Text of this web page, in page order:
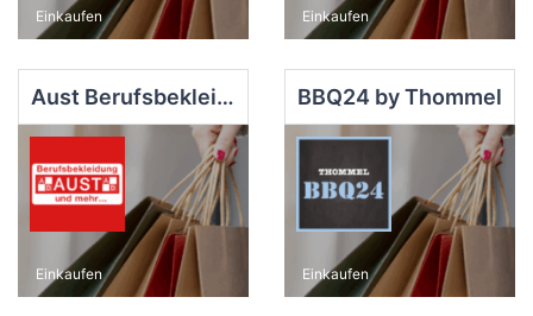
Einkaufen Einkaufen
Aust Berufsbekleidung
Einkaufen
BBQ24 by Thommel
Einkaufen